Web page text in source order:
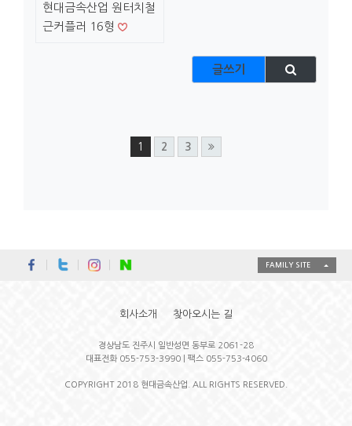
현대금속산업 원터치철
근커플러 16형
글쓰기
1 2 3
FAMILY SITE
회사소개 찾아오시는 길
경상남도 진주시 일반성면 동부로 2061-28
대표전화 055-753-3990 | 팩스 055-753-4060
COPYRIGHT 2018 현대금속산업. ALL RIGHTS RESERVED.